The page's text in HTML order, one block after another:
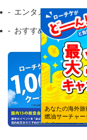
エンタメツアー
おすすめ記事
あなたの海外
燃油サーチャ
ク！